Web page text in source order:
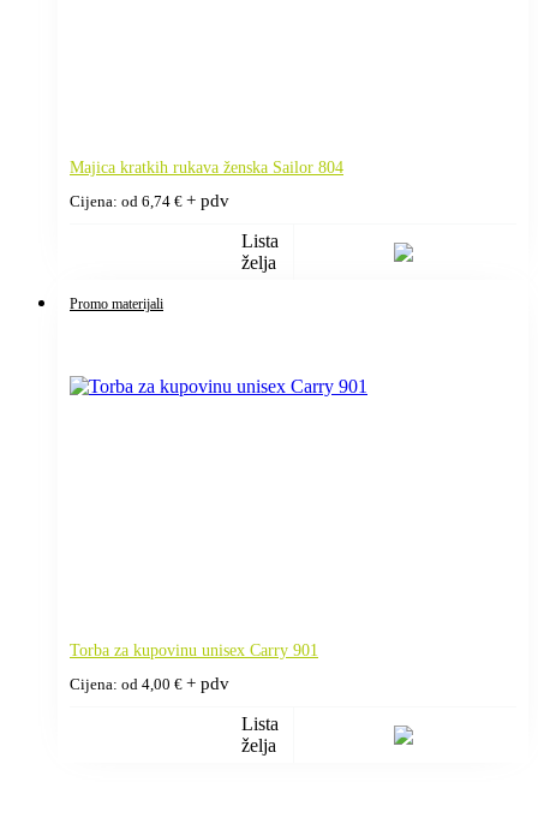
Majica kratkih rukava ženska Sailor 804
Cijena: od 6,74 € + pdv
Lista
želja
Promo materijali
Torba za kupovinu unisex Carry 901
Cijena: od 4,00 € + pdv
Lista
želja